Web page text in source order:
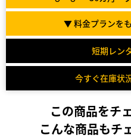
▼ 料金プランを
短期レン
今すぐ在庫状
この商品をチ
こんな商品もチ